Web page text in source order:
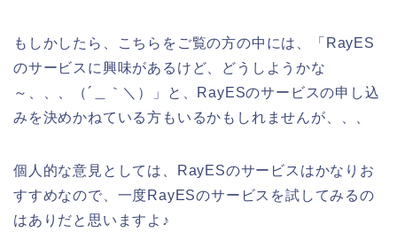
もしかしたら、こちらをご覧の方の中には、「RayES
のサービスに興味があるけど、どうしようかな
～、、、（´＿｀＼）」と、RayESのサービスの申し込
みを決めかねている方もいるかもしれませんが、、、
個人的な意見としては、RayESのサービスはかなりお
すすめなので、一度RayESのサービスを試してみるの
はありだと思いますよ♪